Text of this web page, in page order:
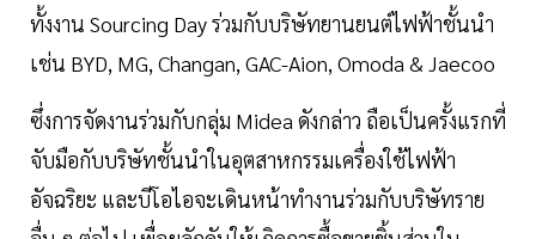
ทั้งงาน Sourcing Day ร่วมกับบริษัทยานยนต์ไฟฟ้าชั้นนำ
เช่น BYD, MG, Changan, GAC-Aion, Omoda & Jaecoo
ซึ่งการจัดงานร่วมกับกลุ่ม Midea ดังกล่าว ถือเป็นครั้งแรกที่
จับมือกับบริษัทชั้นนำในอุตสาหกรรมเครื่องใช้ไฟฟ้า
อัจฉริยะ และบีโอไอจะเดินหน้าทำงานร่วมกับบริษัทราย